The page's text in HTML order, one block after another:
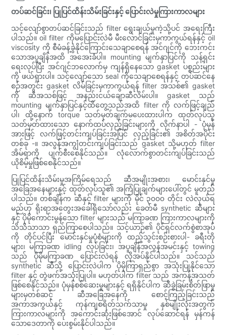
တပ်ဆင်ခြင်း၊ ပြုပြင်ထိန်းသိမ်းခြင်းနှင့် ပြောင်းလဲမှုကြားကာလများ
သင့်လျော်စွာတပ်ဆင်ခြင်းသည် filter ရွေးချယ်မှုကဲ့သို့ပင် အရေးကြီး
ပါသည်။ oil filter ကိုမပြောင်းလဲမီ မီးလောင်ခြင်းမှကာကွယ်ရန်နှင့် oil
viscosity ကို စီမံခန့်ခွဲနိုင်ကြောင်းသေချာစေရန် အင်ဂျင်ကို ဘေးကင်း
သောအပူချိန်အထိ အအေးခံပါ။ mounting မျက်နှာပြင်ကို သန့်ရှင်း
ရေးလုပ်ပြီး အင်ဂျင်ဘလောက်မှ ကျန်ရှိနေသော gasket ပစ္စည်းများ
ကို ဖယ်ရှားပါ။ သင့်လျော်သော seal ကိုသေချာစေရန်နှင့် တပ်ဆင်နေ
စဉ်အတွင်း gasket လိမ်ခြင်းမှကာကွယ်ရန် filter အသစ်၏ gasket
ကို ဆီအသစ်ဖြင့် အနည်းငယ်ချောဆီလိမ်းပါ။ gasket သည်
mounting မျက်နှာပြင်နှင့်ထိတွေ့သည်အထိ filter ကို လက်ဖြင့်ချည်
ပါ၊ ထို့နောက် torque သတ်မှတ်ချက်မပေးထားပါက ထုတ်လုပ်သူ
သတ်မှတ်ထားသော နောက်ထပ်လှည့်ခြင်းများကို လိုက်နာပါ - ပုံမှန်
အားဖြင့် လက်ဖြင့်တင်းကျပ်ခြင်းအပြင် လှည့်ခြင်း၏ အစိတ်အပိုင်း
တစ်ခု -။ အလွန်အကျွံတင်းကျပ်ခြင်းသည် gasket သို့မဟုတ် filter
အိမ်ရာကို ပျက်စီးစေနိုင်သည်။ လုံလောက်စွာတင်းကျပ်ခြင်းသည်
ယိုစိမ့်မှုဖြစ်စေနိုင်သည်။
ပြုပြင်ထိန်းသိမ်းမှုအကြိမ်ရေသည် ဆီအမျိုးအစား၊ မောင်းနှင်မှု
အခြေအနေများနှင့် ထုတ်လုပ်သူ၏ အကြံပြုချက်များပေါ်တွင် မူတည်
ပါသည်။ တစ်ချိန်က ဆီနှင့် filter များကို မိုင် ၃၀၀၀ တိုင်း လဲလှယ်ရ
မည်ဟု ရိုးရာအတွေးအခေါ်ရှိသော်လည်း ခေတ်မီ synthetic ဆီများ
နှင့် ပိုမိုကောင်းမွန်သော filter များသည် မကြာခဏ ကြားကာလများကို
သိသိသာသာ ရှည်ကြာစေပါသည်။ သင့်ယာဉ်၏ ပိုင်ရှင်လက်စွဲစာအုပ်
ကို တိုင်ပင်ပြီး မောင်းနှင်မှုပုံစံများကို ထည့်သွင်းစဉ်းစားပါ- ခရီးတို
များ၊ မကြာခဏ idling လုပ်ခြင်း၊ အပူချိန်အလွန်အမင်းနှင့် towing
သည် ပိုမိုမကြာခဏ ပြောင်းလဲရန် လိုအပ်နိုင်ပါသည်။ သင်သည်
synthetic ဆီသို့ ပြောင်းလဲပါက ပိုမိုကြာရှည်စွာ အသုံးပြုနိုင်သော
filter နှင့် တွဲဖက်အသုံးပြုပါ။ မဟုတ်ပါက filter သည် အကန့်အသတ်
ဖြစ်စေနိုင်သည်။ ပုံမှန်စစ်ဆေးမှုများနှင့် ရရှိနိုင်ပါက ဆီခွဲခြမ်းစိတ်ဖြာမှု
များမှတစ်ဆင့် ဆီအခြေအနေကို စောင့်ကြည့်ခြင်းသည်
အကာအကွယ်နှင့် ကုန်ကျစရိတ်သက်သာမှု နှစ်မျိုးလုံးအတွက်
ကြားကာလများကို အကောင်းဆုံးဖြစ်အောင် လုပ်ဆောင်ရန် မှန်ကန်
သောဒေတာကို ပေးစွမ်းနိုင်ပါသည်။